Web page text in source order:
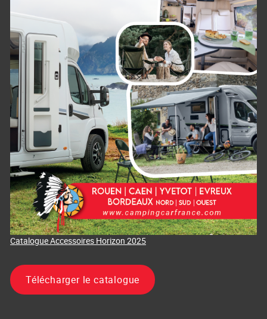
Catalogue Accessoires Horizon 2025
Télécharger le catalogue